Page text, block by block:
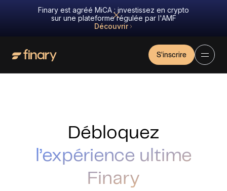
Finary est agréé MiCA : investissez en crypto
sur une plateforme régulée par l'AMF
Découvrir
S'inscrire
Débloquez
l’expérience ultime
Finary